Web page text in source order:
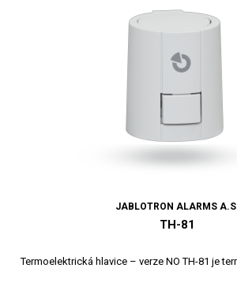
JABLOTRON ALARMS
TH-81
Termoelektrická hlavice – verze NO TH-81 je